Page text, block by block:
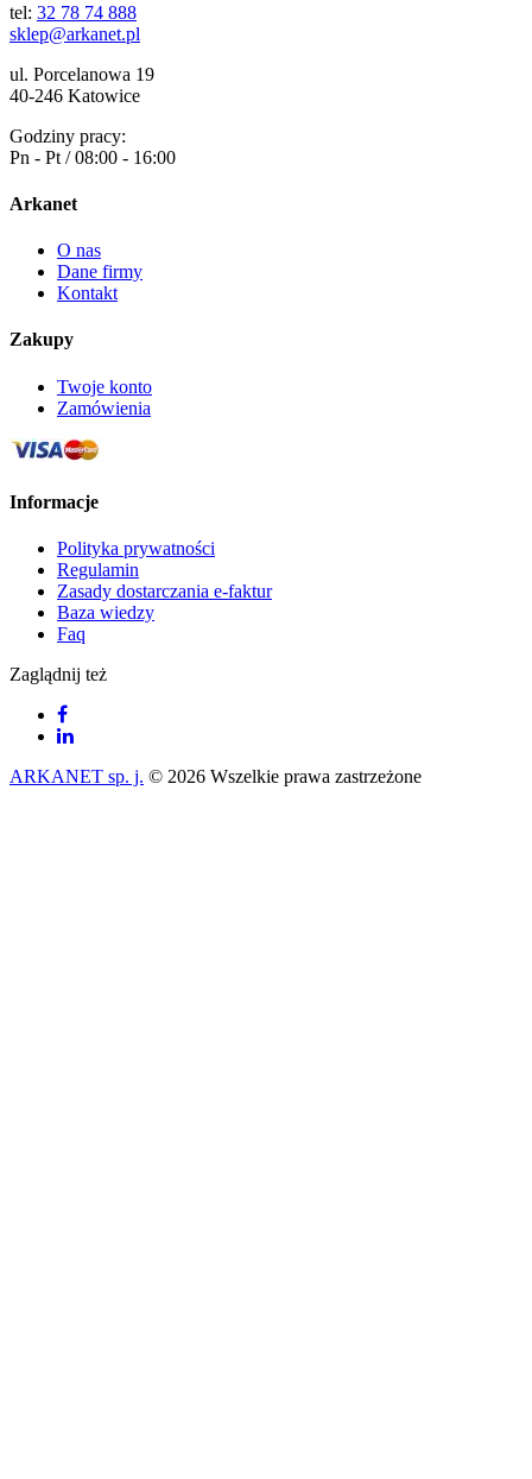
tel: 32 78 74 888
sklep@arkanet.pl
ul. Porcelanowa 19
40-246 Katowice
Godziny pracy:
Pn - Pt / 08:00 - 16:00
Arkanet
O nas
Dane firmy
Kontakt
Zakupy
Twoje konto
Zamówienia
Informacje
Polityka prywatności
Regulamin
Zasady dostarczania e-faktur
Baza wiedzy
Faq
Zaglądnij też
ARKANET sp. j. © 2026 Wszelkie prawa zastrzeżone